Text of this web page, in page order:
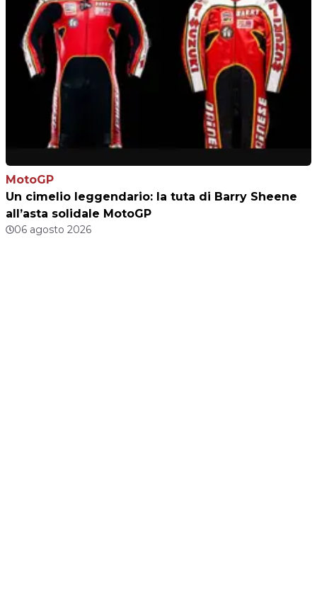
MotoGP
Un cimelio leggendario: la tuta di Barry Sheene
all’asta solidale MotoGP
06 agosto 2026